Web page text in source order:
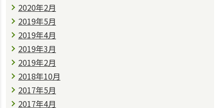
2020年2月
2019年5月
2019年4月
2019年3月
2019年2月
2018年10月
2017年5月
2017年4月